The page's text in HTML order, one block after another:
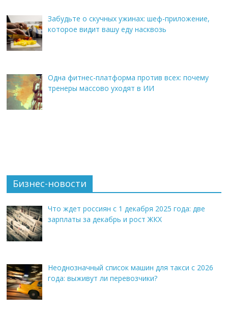
Забудьте о скучных ужинах: шеф-приложение,
которое видит вашу еду насквозь
Одна фитнес-платформа против всех: почему
тренеры массово уходят в ИИ
Бизнес-новости
Что ждет россиян с 1 декабря 2025 года: две
зарплаты за декабрь и рост ЖКХ
Неоднозначный список машин для такси с 2026
года: выживут ли перевозчики?